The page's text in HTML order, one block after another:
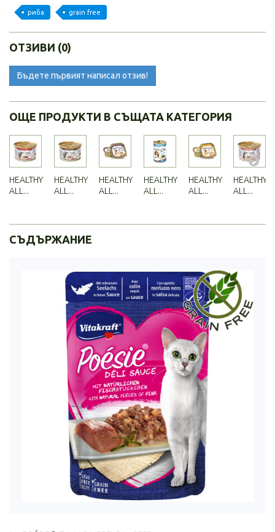
риба grain free
ОТЗИВИ (0)
Бъдете първият написал отзив!
ОЩЕ ПРОДУКТИ В СЪЩАТА КАТЕГОРИЯ
HEALTHY
ALL...
HEALTHY
ALL...
HEALTHY
ALL...
HEALTHY
ALL...
HEALTHY
ALL...
HEALTHY
ALL...
СЪДЪРЖАНИЕ